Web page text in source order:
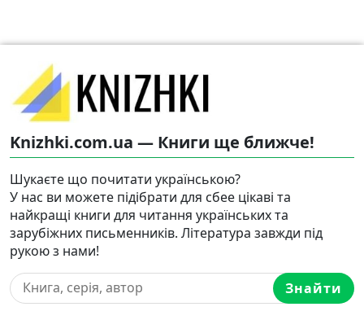
Knizhki.com.ua — Книги ще ближче!
Шукаєте що почитати українською?
У нас ви можете підібрати для сбее цікаві та
найкращі книги для читання українських та
зарубіжних письменників. Література завжди під
рукою з нами!
Знайти